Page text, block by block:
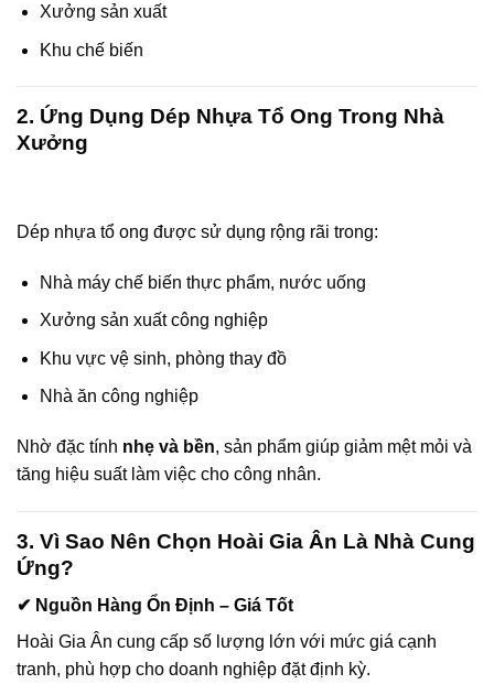
Xưởng sản xuất
Khu chế biến
2. Ứng Dụng Dép Nhựa Tổ Ong Trong Nhà
Xưởng
Dép nhựa tổ ong được sử dụng rộng rãi trong:
Nhà máy chế biến thực phẩm, nước uống
Xưởng sản xuất công nghiệp
Khu vực vệ sinh, phòng thay đồ
Nhà ăn công nghiệp
Nhờ đặc tính nhẹ và bền, sản phẩm giúp giảm mệt mỏi và
tăng hiệu suất làm việc cho công nhân.
3. Vì Sao Nên Chọn Hoài Gia Ân Là Nhà Cung
Ứng?
✔ Nguồn Hàng Ổn Định – Giá Tốt
Hoài Gia Ân cung cấp số lượng lớn với mức giá cạnh
tranh, phù hợp cho doanh nghiệp đặt định kỳ.